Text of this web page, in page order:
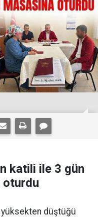
katili ile 3 gün
oturdu
yüksekten düştüğü